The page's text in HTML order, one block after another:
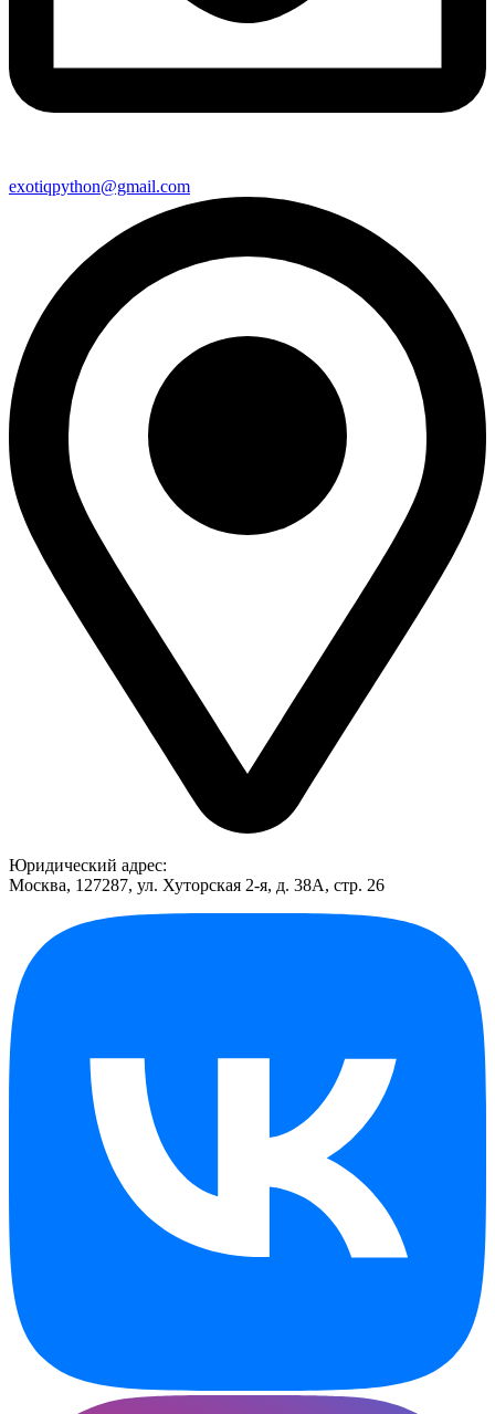
exotiqpython@gmail.com
Юридический адрес:
Москва, 127287, ул. Хуторская 2-я, д. 38А, стр. 26